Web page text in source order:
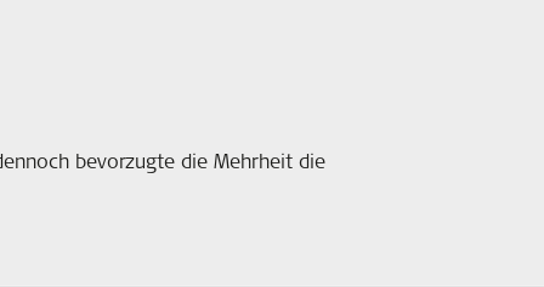
bevorzugte die Mehrheit die